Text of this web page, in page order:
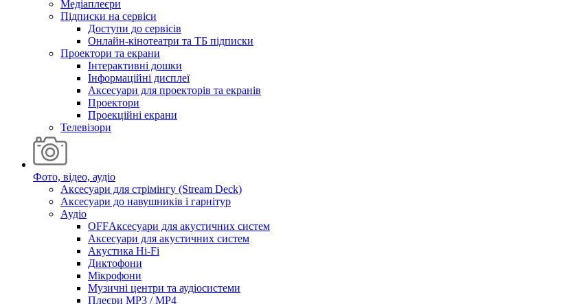
Медіаплеєри
Підписки на сервіси
Доступи до сервісів
Онлайн-кінотеатри та ТБ підписки
Проектори та екрани
Інтерактивні дошки
Інформаційні дисплеї
Аксесуари для проекторів та екранів
Проектори
Проекційні екрани
Телевізори
Фото, відео, аудіо
Аксесуари для стрімінгу (Stream Deck)
Аксесуари до навушників і гарнітур
Аудіо
OFFАксесуари для акустичних систем
Аксесуари для акустичних систем
Акустика Hi-Fi
Диктофони
Мікрофони
Музичні центри та аудіосистеми
Плеєри MP3 / MP4